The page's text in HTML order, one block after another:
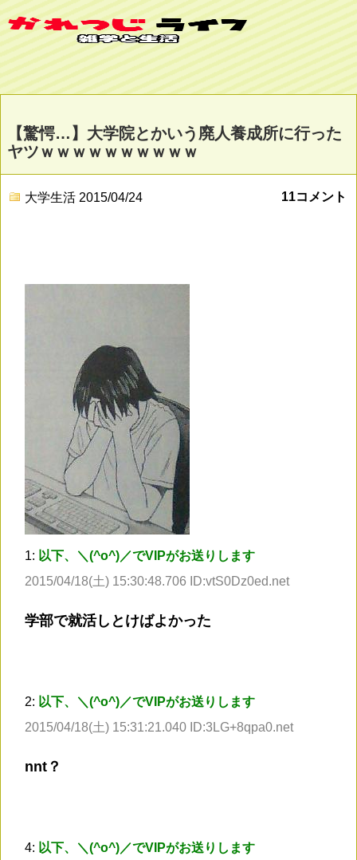
【驚愕…】大学院とかいう廃人養成所に行った
ヤツｗｗｗｗｗｗｗｗｗｗ
大学生活 2015/04/24 11コメント
1: 以下、＼(^o^)／でVIPがお送りします
2015/04/18(土) 15:30:48.706 ID:vtS0Dz0ed.net
学部で就活しとけばよかった
2: 以下、＼(^o^)／でVIPがお送りします
2015/04/18(土) 15:31:21.040 ID:3LG+8qpa0.net
nnt？
4: 以下、＼(^o^)／でVIPがお送りします